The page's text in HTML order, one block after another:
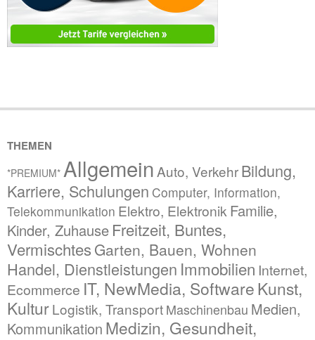
THEMEN
*PREMIUM* Allgemein Auto, VerkehrBildung,
Karriere, Schulungen Computer, Information,
Telekommunikation Elektro, Elektronik Familie,
Kinder, Zuhause Freitzeit, Buntes,
Vermischtes Garten, Bauen, Wohnen
Handel, Dienstleistungen Immobilien Internet,
Ecommerce IT, NewMedia, SoftwareKunst,
KulturLogistik, TransportMaschinenbau Medien,
Kommunikation Medizin, Gesundheit,